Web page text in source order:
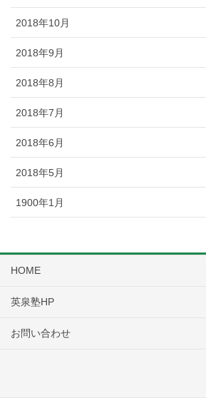
2018年10月
2018年9月
2018年8月
2018年7月
2018年6月
2018年5月
1900年1月
HOME
英泉塾HP
お問い合わせ